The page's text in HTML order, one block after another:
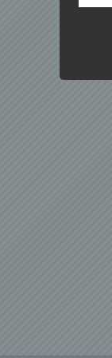
dies
Wir